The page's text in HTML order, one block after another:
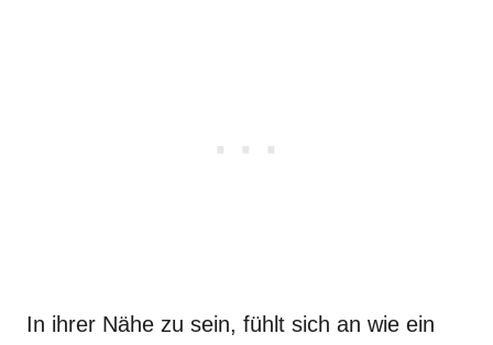
In ihrer Nähe zu sein, fühlt sich an wie ein